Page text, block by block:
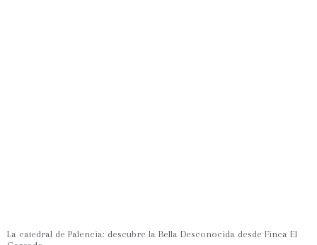
La catedral de Palencia: descubre la Bella Desconocida desde Finca El